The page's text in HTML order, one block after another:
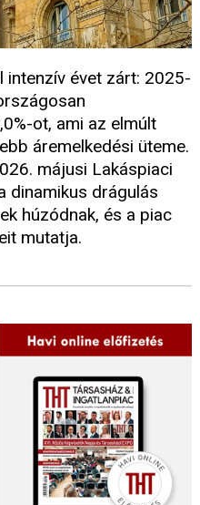
intenzív évet zárt: 2025-
ot, ami az elmúlt
áremelkedési üteme.
májusi Lakáspiaci
dinamikus drágulás
húzódnak, és a piac
mutatja.